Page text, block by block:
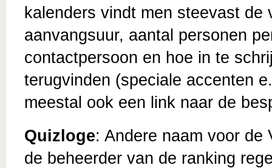
kalenders vindt men steevast
aanvangsuur, aantal personen
contactpersoon en hoe in te
terugvinden (speciale accenten
meestal ook een link naar de
Quizloge: Andere naam voor de
de beheerder van de ranking